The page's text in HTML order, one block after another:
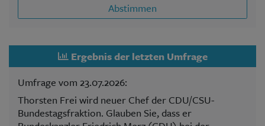
Abstimmen
Ergebnis der letzten Umfrage
Umfrage vom 23.07.2026:
Thorsten Frei wird neuer Chef der CDU/CSU-
Bundestagsfraktion. Glauben Sie, dass er